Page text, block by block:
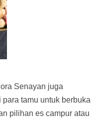
Senayan juga
tamu untuk berbuka
pilihan es campur atau